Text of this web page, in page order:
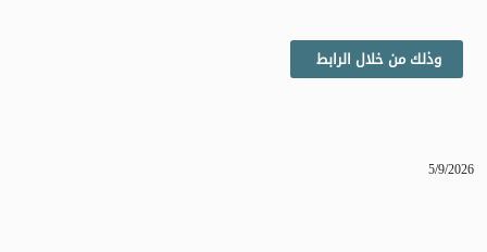
وذلك من خلال الرابط
5/9/2026